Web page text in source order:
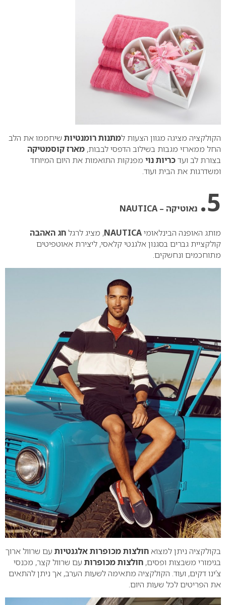
הקולקציה מציגה מגוון הצעות למתנות רומנטיות שיחממו את הלב
החל ממארזי מגבות בשילוב הדפסי לבבות, מארז קוסמטיקה
בצורת לב ועדכריות נוי מפנקות התואמות את היום המיוחד
ומשדרגות את הבית ועוד.
5. נאוטיקה – NAUTICA
מותג האופנה הבינלאומיNAUTICA, מציג לרגלחג האהבה
קולקציית גברים בסגנון אלגנטי קלאסי, ליצירת אאוטפיטים
מתוחכמים ונחשקים.
בקולקציה ניתן למצוא חולצות מכופרות אלגנטיות עם שרוול ארוך
בגימורי משבצות ופסים, חולצות מכופרות עם שרוול קצר, מכנסי
צ’ינו דקים, ועוד. הקולקציה מתאימה לשעות הערב, אך ניתן להתאים
את הפריטים לכל שעות היום.